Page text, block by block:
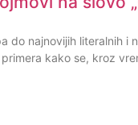
do najnovijih literalnih i
kako se, kroz